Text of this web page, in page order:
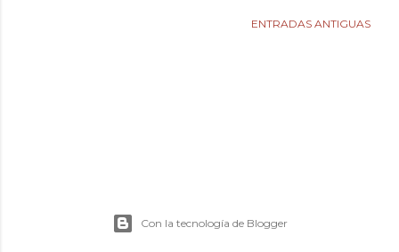
ENTRADAS ANTIGUAS
Con la tecnología de Blogger